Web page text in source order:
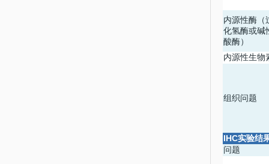
内源性酶（
化氢酶或碱
酸酶）
内源性生物
组织问题
IHC实验结
问题